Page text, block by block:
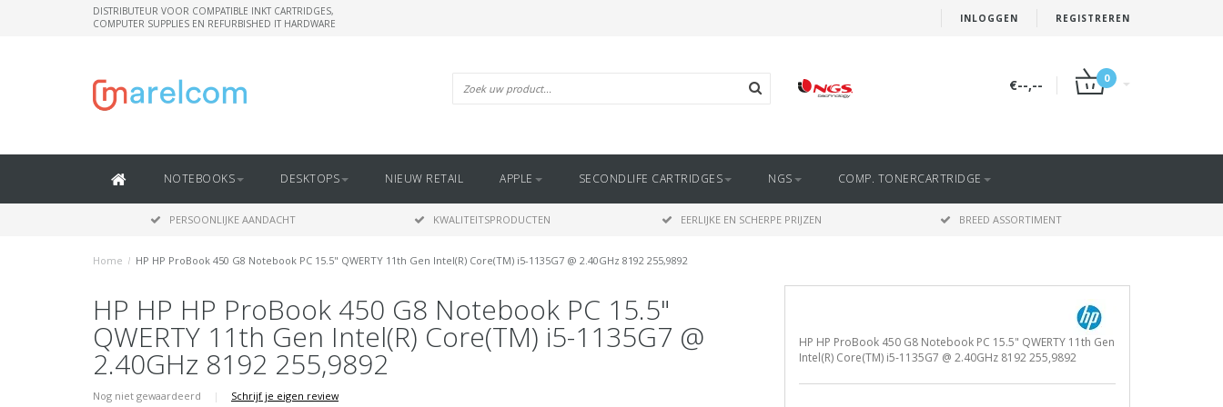
INLOGGEN REGISTREREN
DISTRIBUTEUR VOOR COMPATIBLE INKT CARTRIDGES,
COMPUTER SUPPLIES EN REFURBISHED IT HARDWARE
€--,-- 0
NOTEBOOKS DESKTOPS NIEUW RETAIL APPLE SECONDLIFE CARTRIDGES NGS COMP. TONERCARTRIDGE
PERSOONLIJKE AANDACHT KWALITEITSPRODUCTEN EERLIJKE EN SCHERPE PRIJZEN BREED ASSORTIMENT
Home / HP HP ProBook 450 G8 Notebook PC 15.5" QWERTY 11th Gen Intel(R) Core(TM) i5-1135G7 @ 2.40GHz 8192 255,9892
HP HP HP ProBook 450 G8 Notebook PC 15.5"
QWERTY 11th Gen Intel(R) Core(TM) i5-1135G7 @
2.40GHz 8192 255,9892
Nog niet gewaardeerd | Schrijf je eigen review
HP HP ProBook 450 G8 Notebook PC 15.5" QWERTY 11th Gen
Intel(R) Core(TM) i5-1135G7 @ 2.40GHz 8192 255,9892